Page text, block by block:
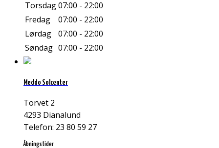
Torsdag07:00 - 22:00
Fredag
07:00 - 22:00
Lørdag
07:00 - 22:00
Søndag 07:00 - 22:00
Meddo Solcenter
Torvet 2
4293 Dianalund
Telefon: 23 80 59 27
Åbningstider